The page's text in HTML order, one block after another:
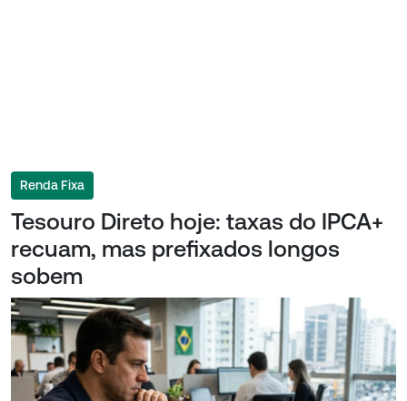
Renda Fixa
Tesouro Direto hoje: taxas do IPCA+
recuam, mas prefixados longos
sobem